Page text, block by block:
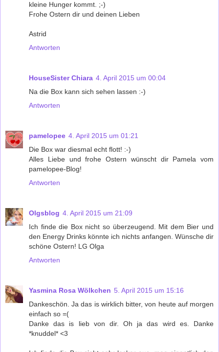
kleine Hunger kommt. ;-)
Frohe Ostern dir und deinen Lieben
Astrid
Antworten
HouseSister Chiara 4. April 2015 um 00:04
Na die Box kann sich sehen lassen :-)
Antworten
pamelopee 4. April 2015 um 01:21
Die Box war diesmal echt flott! :-)
Alles Liebe und frohe Ostern wünscht dir Pamela vom
pamelopee-Blog!
Antworten
Olgsblog 4. April 2015 um 21:09
Ich finde die Box nicht so überzeugend. Mit dem Bier und
den Energy Drinks könnte ich nichts anfangen. Wünsche dir
schöne Ostern! LG Olga
Antworten
Yasmina Rosa Wölkchen 5. April 2015 um 15:16
Dankeschön. Ja das is wirklich bitter, von heute auf morgen
einfach so =(
Danke das is lieb von dir. Oh ja das wird es. Danke
*knuddel* <3